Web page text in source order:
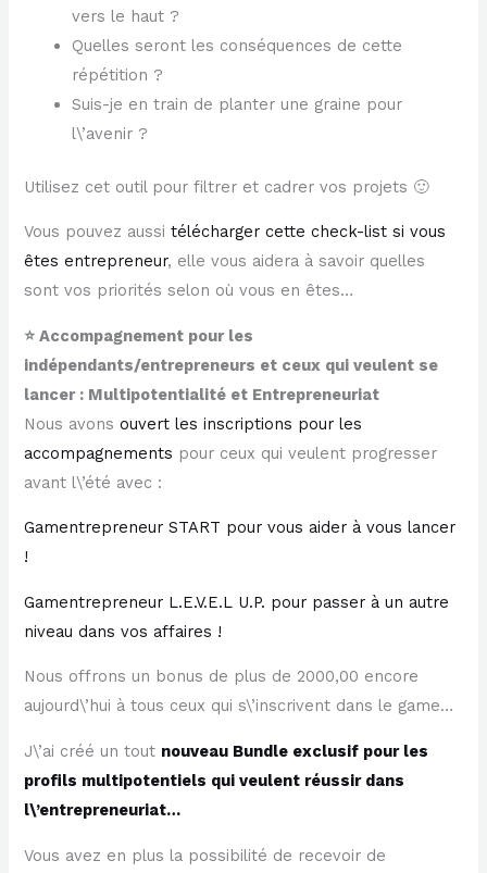
vers le haut ?
Quelles seront les conséquences de cette
répétition ?
Suis-je en train de planter une graine pour
l\’avenir ?
Utilisez cet outil pour filtrer et cadrer vos projets 🙂
Vous pouvez aussitélécharger cette check-list si vous
êtes entrepreneur, elle vous aidera à savoir quelles
sont vos priorités selon où vous en êtes…
⭐ Accompagnement pour les
indépendants/entrepreneurs et ceux qui veulent se
lancer : Multipotentialité et Entrepreneuriat
Nous avonsouvert les inscriptions pour les
accompagnements pour ceux qui veulent progresser
avant l\’été avec :
Gamentrepreneur START pour vous aider à vous lancer
!
Gamentrepreneur L.E.V.E.L U.P. pour passer à un autre
niveau dans vos affaires !
Nous offrons un bonus de plus de 2000,00 encore
aujourd\’hui à tous ceux qui s\’inscrivent dans le game…
J\’ai créé un tout nouveau Bundle exclusif pour les
profils multipotentiels qui veulent réussir dans
l\’entrepreneuriat…
Vous avez en plus la possibilité de recevoir de